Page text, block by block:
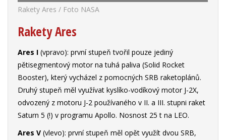
Rakety Ares / Foto NASA
Rakety Ares
Ares I (vpravo): první stupeň tvořil pouze jediný
pětisegmentový motor na tuhá paliva (Solid Rocket
Booster), který vycházel z pomocných SRB raketoplánů.
Druhý stupeň měl využívat kyslíko-vodíkový motor J-2X,
odvozený z motoru J-2 používaného v II. a III. stupni raket
Saturn 5 (!) v programu Apollo. Nosnost 25 t na LEO.
Ares V (vlevo): první stupeň měl opět využít dvou SRB,